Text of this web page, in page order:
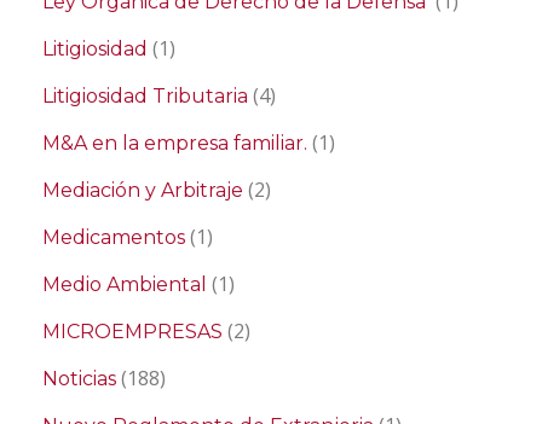
Litigiosidad (1)
Litigiosidad Tributaria (4)
M&A en la empresa familiar. (1)
Mediación y Arbitraje (2)
Medicamentos (1)
Medio Ambiental (1)
MICROEMPRESAS (2)
Noticias (188)